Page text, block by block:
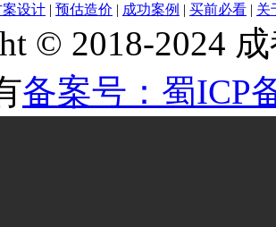
案设计 | 预估造价 | 成功案例 | 买前必看 | 关
© 2018-2024
备案号：蜀ICP